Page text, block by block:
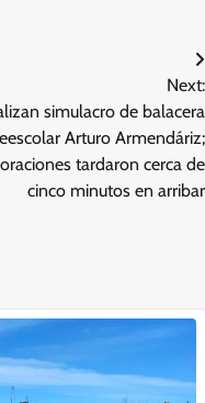
Next:
simulacro de balacera
Arturo Armendáriz;
tardaron cerca de
cinco minutos en arribar